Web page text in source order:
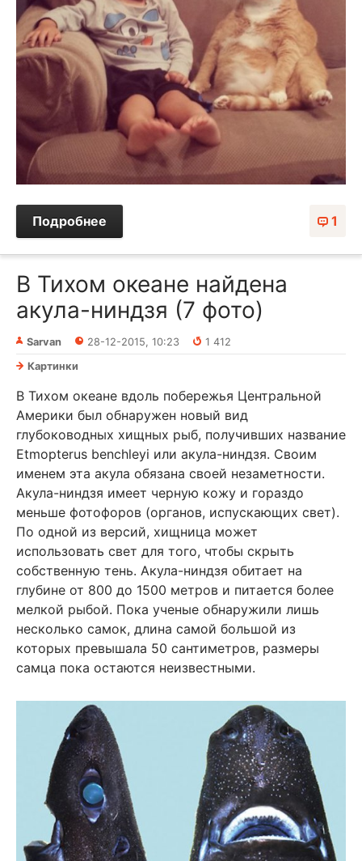
1
Подробнее
В Тихом океане найдена
акула-ниндзя (7 фото)
Sarvan 28-12-2015, 10:23
1 412
Картинки
В Тихом океане вдоль побережья Центральной
Америки был обнаружен новый вид
глубоководных хищных рыб, получивших название
Etmopterus benchleyi или акула-ниндзя. Своим
именем эта акула обязана своей незаметности.
Акула-ниндзя имеет черную кожу и гораздо
меньше фотофоров (органов, испускающих свет).
По одной из версий, хищница может
использовать свет для того, чтобы скрыть
собственную тень. Акула-ниндзя обитает на
глубине от 800 до 1500 метров и питается более
мелкой рыбой. Пока ученые обнаружили лишь
несколько самок, длина самой большой из
которых превышала 50 сантиметров, размеры
самца пока остаются неизвестными.